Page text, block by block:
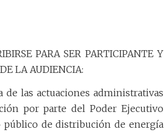
PARA SER PARTICIPANTE Y
LA AUDIENCIA:
las actuaciones administrativas
por parte del Poder Ejecutivo
público de distribución de energía